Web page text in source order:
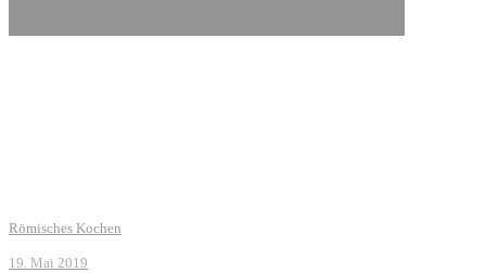
Römisches Kochen
19. Mai 2019